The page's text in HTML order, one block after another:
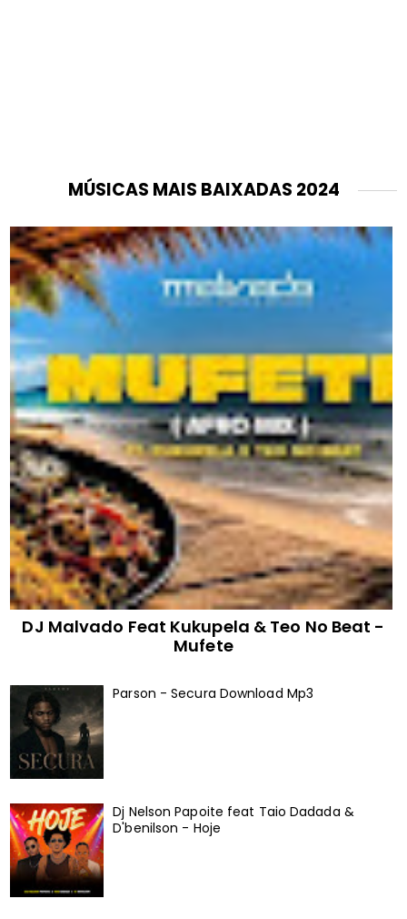
MÚSICAS MAIS BAIXADAS 2024
DJ Malvado Feat Kukupela & Teo No Beat -
Mufete
Parson - Secura Download Mp3
Dj Nelson Papoite feat Taio Dadada &
D'benilson - Hoje